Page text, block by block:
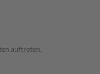
auftreten.